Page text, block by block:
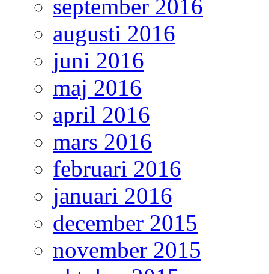
september 2016
augusti 2016
juni 2016
maj 2016
april 2016
mars 2016
februari 2016
januari 2016
december 2015
november 2015